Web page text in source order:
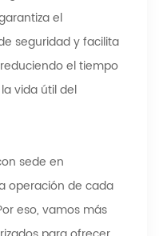
el
seguridad y facilita
el tiempo
vida útil del
sede en
operación de cada
eso, vamos más